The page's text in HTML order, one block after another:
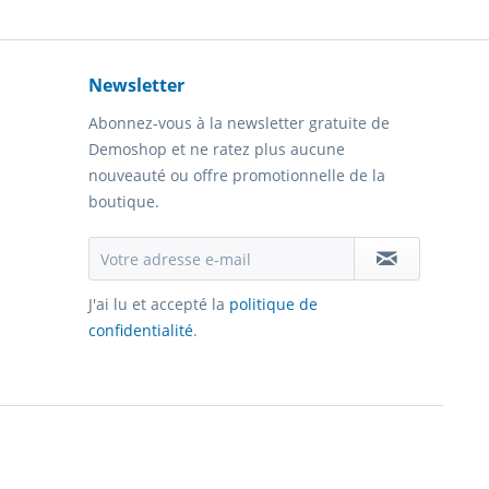
Newsletter
Abonnez-vous à la newsletter gratuite de
Demoshop et ne ratez plus aucune
nouveauté ou offre promotionnelle de la
boutique.
J'ai lu et accepté la politique de
confidentialité.